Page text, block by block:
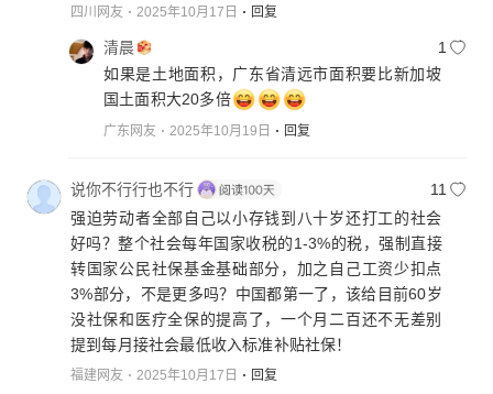
四川网友 2025年10月17日 回复
清晨
1
如果是土地面积，广东省清远市面积要比新加坡
国土面积大20多倍
广东网友 2025年10月19日 回复
说你不行行也不行
11
强迫劳动者全部自己以小存钱到八十岁还打工的社会
好吗？整个社会每年国家收税的1-3%的税，强制直接
转国家公民社保基金基础部分，加之自己工资少扣点
3%部分，不是更多吗？中国都第一了，该给目前60岁
没社保和医疗全保的提高了，一个月二百还不无差别
提到每月接社会最低收入标准补贴社保！
福建网友 2025年10月17日 回复